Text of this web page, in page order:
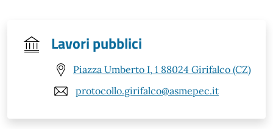
Lavori pubblici
Piazza Umberto I, 1 88024 Girifalco (CZ)
protocollo.girifalco@asmepec.it